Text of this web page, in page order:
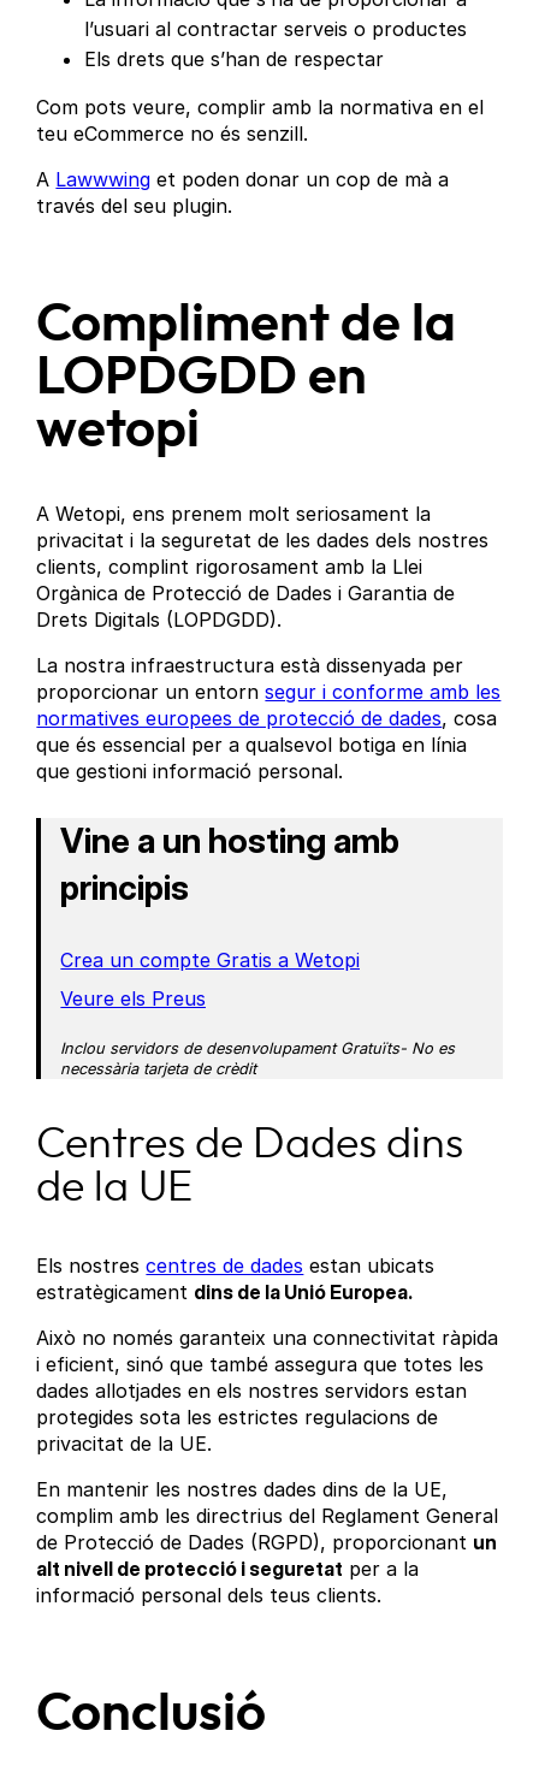
l’usuari al contractar serveis o productes
Els drets que s’han de respectar
Com pots veure, complir amb la normativa en el
teu eCommerce no és senzill.
A Lawwwing et poden donar un cop de mà a
través del seu plugin.
Compliment de la
LOPDGDD en
wetopi
A Wetopi, ens prenem molt seriosament la
privacitat i la seguretat de les dades dels nostres
clients, complint rigorosament amb la Llei
Orgànica de Protecció de Dades i Garantia de
Drets Digitals (LOPDGDD).
La nostra infraestructura està dissenyada per
proporcionar un entornsegur i conforme amb les
normatives europees de protecció de dades, cosa
que és essencial per a qualsevol botiga en línia
que gestioni informació personal.
Vine a un hosting amb
principis
Crea un compte Gratis a Wetopi
Veure els Preus
Inclou servidors de desenvolupament Gratuïts- No es
necessària tarjeta de crèdit
Centres de Dades dins
de la UE
Els nostrescentres de dades estan ubicats
estratègicament dins de la Unió Europea.
Això no només garanteix una connectivitat ràpida
i eficient, sinó que també assegura que totes les
dades allotjades en els nostres servidors estan
protegides sota les estrictes regulacions de
privacitat de la UE.
En mantenir les nostres dades dins de la UE,
complim amb les directrius del Reglament General
de Protecció de Dades (RGPD), proporcionant un
alt nivell de protecció i seguretat per a la
informació personal dels teus clients.
Conclusió